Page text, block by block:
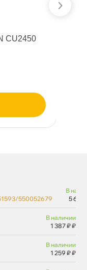
CU2450
550052679
5 686
наличии
1 387 ₽ ₽
наличии
1 259 ₽ ₽